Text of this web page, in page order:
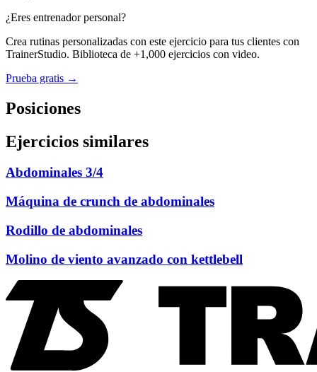
¿Eres entrenador personal?
Crea rutinas personalizadas con este ejercicio para tus clientes con
TrainerStudio. Biblioteca de +1,000 ejercicios con video.
Prueba gratis →
Posiciones
Ejercicios similares
Abdominales 3/4
Máquina de crunch de abdominales
Rodillo de abdominales
Molino de viento avanzado con kettlebell